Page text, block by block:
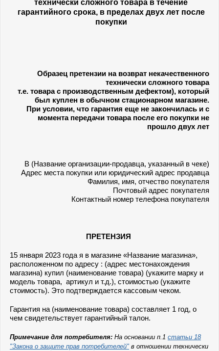
технически сложного товара в течение
гарантийного срока, в пределах двух лет после
покупки
Образец претензии на возврат некачественного
технически сложного товара
т.е. товара с производственным дефектом), который
был куплен в обычном стационарном магазине.
При условии, что гарантия еще не закончилась и с
момента передачи товара после его покупки не
прошло двух лет
В (Название организации-продавца, указанный в чеке)
Адрес места покупки или юридический адрес продавца
Фамилия, имя, отчество покупателя
Почтовый адрес покупателя
Контактный номер телефона покупателя
ПРЕТЕНЗИЯ
15 января 2023 года я в магазине «Название магазина»,
расположенном по адресу : (адрес местонахождения
магазина) купил (наименование товара) (укажите марку и
модель товара, артикул и т.д.), стоимостью (укажите
стоимость). Это подтверждается кассовым чеком.
Гарантия на (наименование товара) составляет 1 год, о
чем свидетельствует гарантийный талон.
Примечание для потребителя: На основании п.1 статьи 18
"Закона о защите прав потребителей" в отношении технически